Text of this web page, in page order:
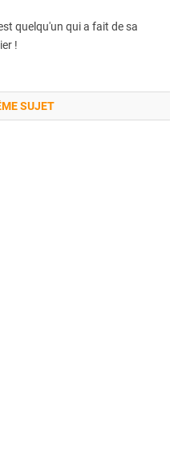
quelqu'un qui a fait de sa
!
SUJET